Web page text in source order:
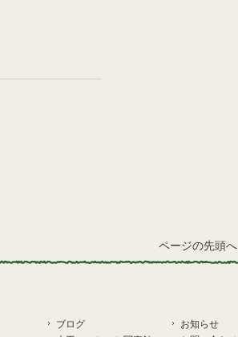
ページの先頭へ
ブログ
お知らせ